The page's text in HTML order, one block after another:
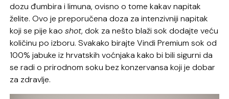
dozu đumbira i limuna, ovisno o tome kakav napitak
želite. Ovo je preporučena doza za intenzivniji napitak
koji se pije kaoshot, dok za nešto blaži sok dodajte veću
količinu po izboru. Svakako birajte Vindi Premium sok od
100% jabuke iz hrvatskih voćnjaka kako bi bili sigurni da
se radi o prirodnom soku bez konzervansa koji je dobar
za zdravlje.